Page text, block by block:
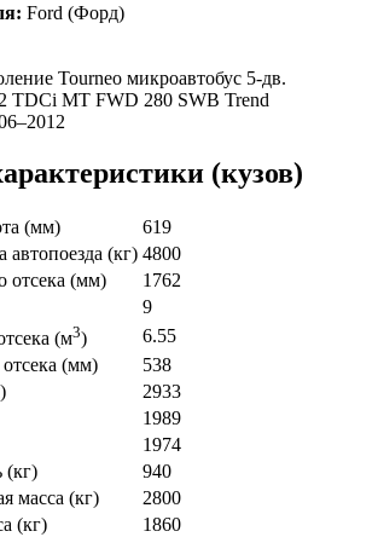
Ford (Форд)
Tourneo микроавтобус 5-дв.
TDCi MT FWD 280 SWB Trend
(кузов)
(мм)
619
автопоезда (кг) 4800
отсека (мм)
1762
9
(м3)
6.55
(мм)
538
2933
1989
1974
(кг)
940
масса (кг)
2800
(кг)
1860